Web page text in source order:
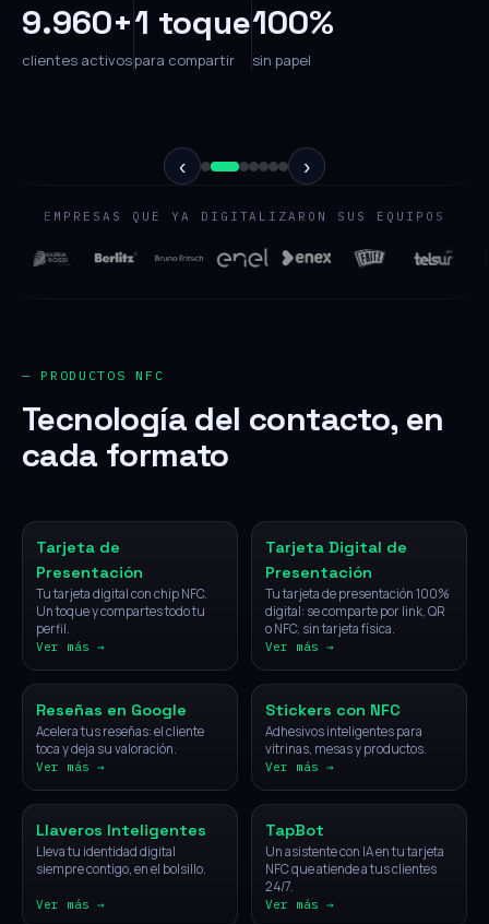
9.960+
clientes activos
1 toque
para compartir
100%
sin papel
‹ ›
EMPRESAS QUE YA DIGITALIZARON SUS EQUIPOS
— PRODUCTOS NFC
Tecnología del contacto, en
cada formato
Tarjeta de
Presentación
Tu tarjeta digital con chip NFC.
Un toque y compartes todo tu
perfil.
Ver más →
Tarjeta Digital de
Presentación
Tu tarjeta de presentación 100%
digital: se comparte por link, QR
o NFC, sin tarjeta física.
Ver más →
NFC
Reseñas en Google
Acelera tus reseñas: el cliente
toca y deja su valoración.
Ver más →
NFC
Stickers con NFC
Adhesivos inteligentes para
vitrinas, mesas y productos.
Ver más →
NFC
Llaveros Inteligentes
Lleva tu identidad digital
siempre contigo, en el bolsillo.
Ver más →
IA
TapBot
Un asistente con IA en tu tarjeta
NFC que atiende a tus clientes
24/7.
Ver más →